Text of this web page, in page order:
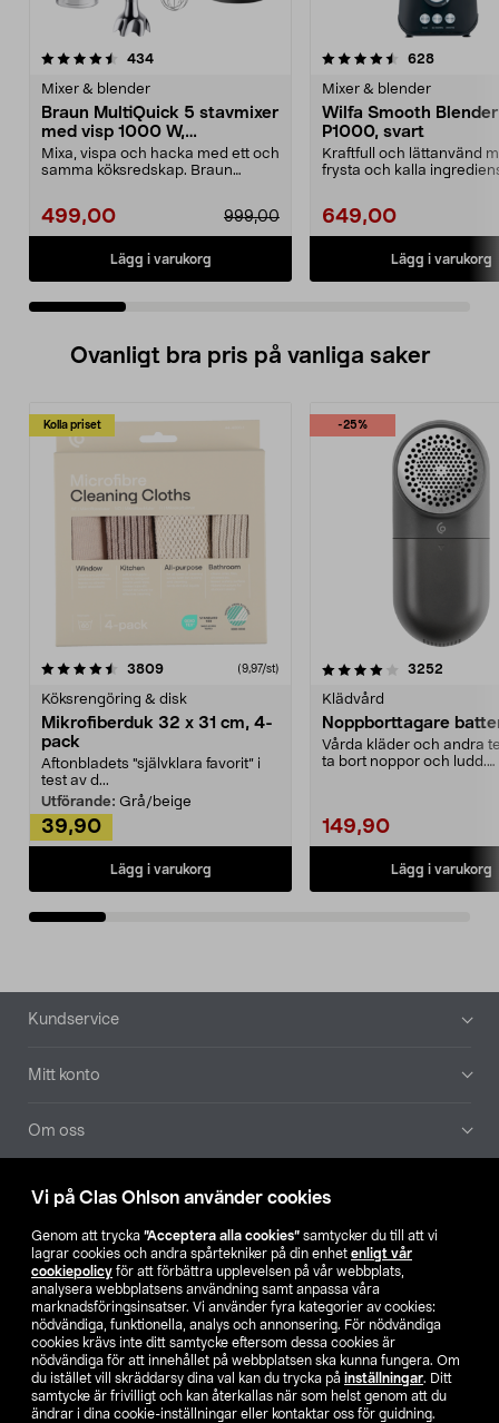
Vi på Clas Ohlson använder cookies
Genom att trycka ”Acceptera alla cookies” samtycker du till att vi
lagrar cookies och andra spårtekniker på din enhet enligt vår
cookiepolicy för att förbättra upplevelsen på vår webbplats,
analysera webbplatsens användning samt anpassa våra
marknadsföringsinsatser. Vi använder fyra kategorier av cookies:
nödvändiga, funktionella, analys och annonsering. För nödvändiga
cookies krävs inte ditt samtycke eftersom dessa cookies är
nödvändiga för att innehållet på webbplatsen ska kunna fungera. Om
du istället vill skräddarsy dina val kan du trycka på inställningar. Ditt
samtycke är frivilligt och kan återkallas när som helst genom att du
ändrar i dina cookie-inställningar eller kontaktar oss för guidning.
434recensioner
Mixer & blender
Braun MultiQuick 5 stavmixer
med visp 1000 W,
MQ50202M
Mixa, vispa och hacka med ett och
samma köksredskap. Braun
499,00 999,00
Lägg i varukorg
4.5 av 5 stjärnor 628
Mixer & blender
Wilfa Smooth
P1000, svart
Kraftfull och lättanvänd
frysta och kalla
649,00
Lägg i varukorg
3.5 av 5 stjärnor
Ovanligt bra pris på vanliga saker
Kolla priset
3809recensioner (9,97/st)
Köksrengöring & disk
Mikrofiberduk 32 x 31 cm, 4-
pack
Aftonbladets "självklara favorit” i
test av d...
Utförande: Grå/beige
39,90
Lägg i varukorg
-25%
4.0av 5 stjärnor 3252
Klädvård
Noppborttagare
Vårda kläder och andra
ta bort noppor och ludd.
149,90
Lägg i varukorg
4.5av 5 stjärnor
Sidfot
Kundservice
Mitt konto
Om oss
Aktuellt
Våra bolag
Hitta butik
SE NO FI